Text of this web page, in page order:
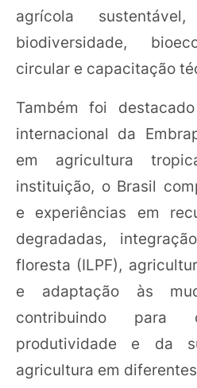
agrícola
biodiversidade,
circular e capacitação
Também foi
internacional da
em agricultura
instituição, o Brasil
e experiências em
degradadas,
floresta (ILPF),
e adaptação às
contribuindo
produtividade e da
agricultura em